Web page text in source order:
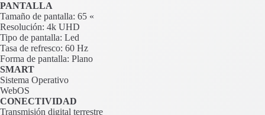
PANTALLA
Tamaño de pantalla: 65 «
Resolución: 4k UHD
Tipo de pantalla: Led
Tasa de refresco: 60 Hz
Forma de pantalla: Plano
SMART
Sistema Operativo
WebOS
CONECTIVIDAD
Transmisión digital terrestre